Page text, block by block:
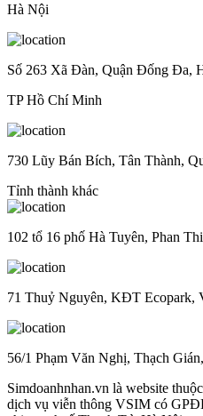
Hà Nội
Số 263 Xã Đàn, Quận Đống Đa,
TP Hồ Chí Minh
730 Lũy Bán Bích, Tân Thành,
Tỉnh thành khác
102 tổ 16 phố Hà Tuyên, Phan
71 Thuỷ Nguyên, KĐT Ecopark,
56/1 Phạm Văn Nghị, Thạch
Simdoanhnhan.vn là website
dịch vụ viễn thông VSIM có